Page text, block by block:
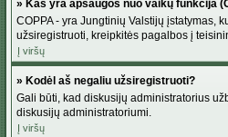
» Kas yra apsaugos nuo vaikų funkcija
COPPA - yra Jungtinių Valstijų įstatymas,
užsiregistruoti, kreipkitės pagalbos į
Į viršų
» Kodėl aš negaliu užsiregistruoti?
Gali būti, kad diskusijų administratorius
diskusijų administratoriumi.
Į viršų